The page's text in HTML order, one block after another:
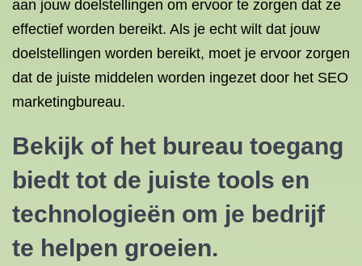
aan jouw doelstellingen om ervoor te zorgen dat ze
effectief worden bereikt. Als je echt wilt dat jouw
doelstellingen worden bereikt, moet je ervoor zorgen
dat de juiste middelen worden ingezet door het SEO
marketingbureau.
Bekijk of het bureau toegang
biedt tot de juiste tools en
technologieën om je bedrijf
te helpen groeien.